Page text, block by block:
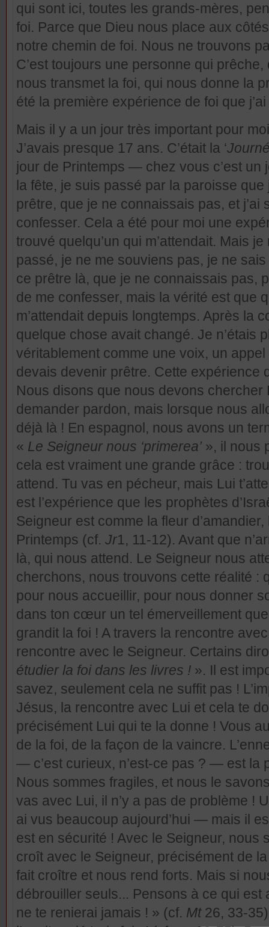
qui sont ici, toutes les grands-mères,
foi. Parce que Dieu nous place aux
notre chemin de foi. Nous ne trouvons
C’est toujours une personne qui
nous transmet la foi, qui nous donne la
été la première expérience de foi que
Mais il y a un jour très important pour
J’avais presque 17 ans. C’était la ‘
jour de Printemps — chez vous c’est un
la fête, je suis passé par la paroisse que
prêtre, que je ne connaissais pas, et j’ai
confesser. Cela a été pour moi une
trouvé quelqu’un qui m’attendait. Mais je
passé, je ne me souviens pas, je ne
ce prêtre là, que je ne connaissais pas,
de me confesser, mais la vérité est que
m’attendait depuis longtemps. Après la
quelque chose avait changé. Je n’étais
véritablement comme une voix, un appel
devais devenir prêtre. Cette expérience
Nous disons que nous devons chercher
demander pardon, mais lorsque nous
déjà là ! En espagnol, nous avons un
« Le Seigneur nous ‘primerea’ », il nous
cela est vraiment une grande grâce :
attend. Tu vas en pécheur, mais Lui
est l’expérience que les prophètes
Seigneur est comme la fleur
Printemps (cf. Jr1, 11-12). Avant que
là, qui nous attend. Le Seigneur nous
cherchons, nous trouvons cette réalité :
pour nous accueillir, pour nous donner
dans ton cœur un tel émerveillement
grandit la foi ! A travers la rencontre
rencontre avec le Seigneur. Certains
étudier la foi dans les livres ! ». Il est
savez, seulement cela ne suffit pas !
Jésus, la rencontre avec Lui et cela te
précisément Lui qui te la donne ! Vous
de la foi, de la façon de la vaincre.
— c’est curieux, n’est-ce pas ? — est la
Nous sommes fragiles, et nous le
vas avec Lui, il n’y a pas de problème !
ai vus beaucoup aujourd’hui — mais il
est en sécurité ! Avec le Seigneur, nous
croît avec le Seigneur, précisément de
fait croître et nous rend forts. Mais si
débrouiller seuls... Pensons à ce qui est
ne te renierai jamais ! » (cf. Mt26, 33-